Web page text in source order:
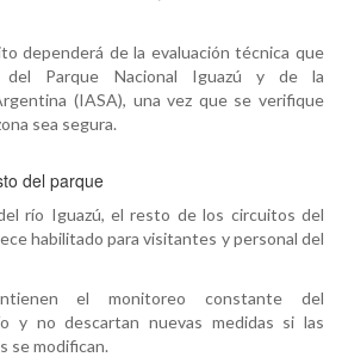
dependerá de la evaluación técnica que
del Parque Nacional Iguazú y de la
(IASA), una vez que se verifique
sea segura.
del parque
río Iguazú, el resto de los circuitos del
habilitado para visitantes y personal del
el monitoreo constante del
y no descartan nuevas medidas si las
se modifican.